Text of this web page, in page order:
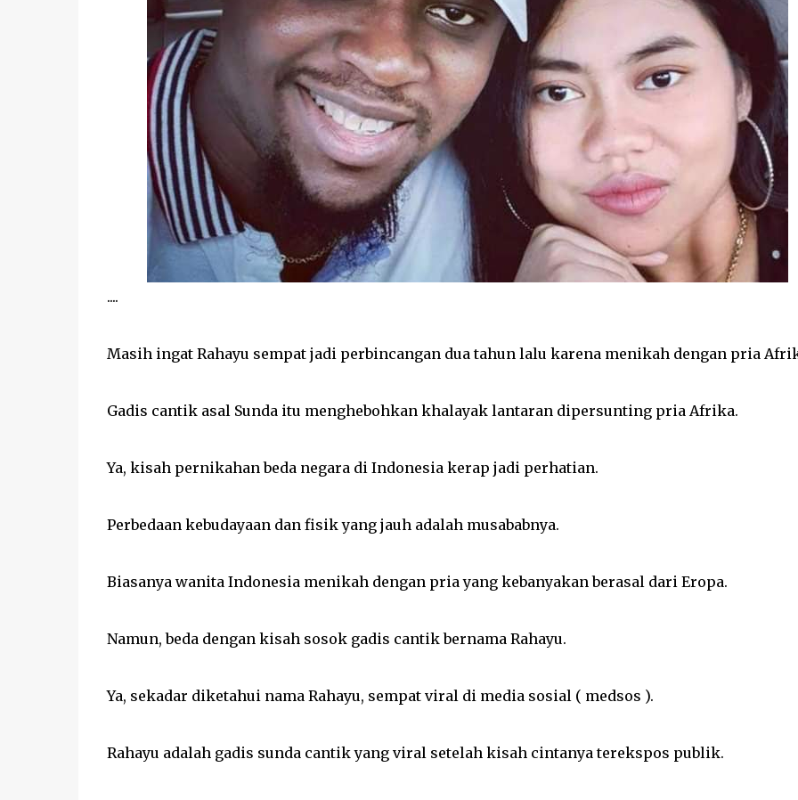
....
Masih ingat Rahayu sempat jadi perbincangan dua tahun lalu karena menikah dengan pria
Gadis cantik asal Sunda itu menghebohkan khalayak lantaran dipersunting pria Afrika.
Ya, kisah pernikahan beda negara di Indonesia kerap jadi perhatian.
Perbedaan kebudayaan dan fisik yang jauh adalah musababnya.
Biasanya wanita Indonesia menikah dengan pria yang kebanyakan berasal dari Eropa.
Namun, beda dengan kisah sosok gadis cantik bernama Rahayu.
Ya, sekadar diketahui nama Rahayu, sempat viral di media sosial ( medsos ).
Rahayu adalah gadis sunda cantik yang viral setelah kisah cintanya terekspos publik.